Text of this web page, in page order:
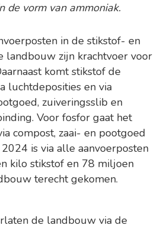
de vorm van ammoniak.
in de stikstof- en
landbouw zijn krachtvoer voor
komt stikstof de
luchtdeposities en via
zuiveringsslib en
Voor fosfor gaat het
compost, zaai- en pootgoed
is via alle aanvoerposten
kilo stikstof en 78 miljoen
terecht gekomen.
de landbouw via de